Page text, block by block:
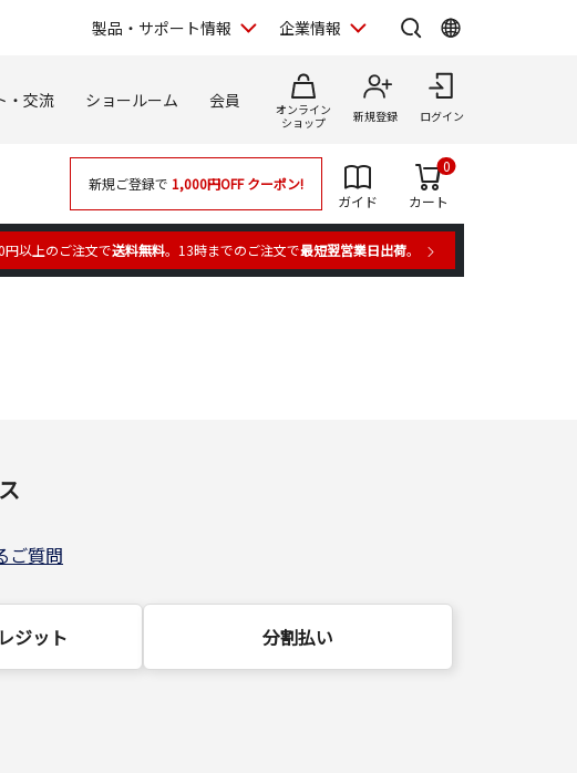
製品・サポート情報 企業情報
・交流 ショールーム 会員
オンライン
ショップ
新規登録 ログイン
新規ご登録で 1,000円OFFクーポン!
ガイド
カート
0
以上のご注文で送料無料。13時までのご注文で最短翌営業日出荷。
ご質問
ジット 分割払い